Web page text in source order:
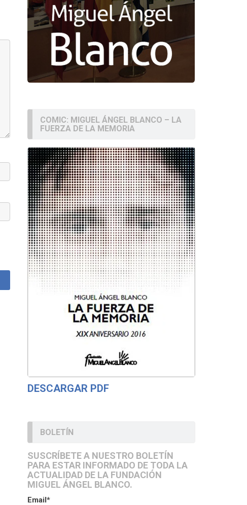
COMIC: MIGUEL ÁNGEL BLANCO – LA
FUERZA DE LA MEMORIA
DESCARGAR PDF
BOLETÍN
SUSCRÍBETE A NUESTRO BOLETÍN
PARA ESTAR INFORMADO DE TODA LA
ACTUALIDAD DE LA FUNDACIÓN
MIGUEL ÁNGEL BLANCO.
Email*